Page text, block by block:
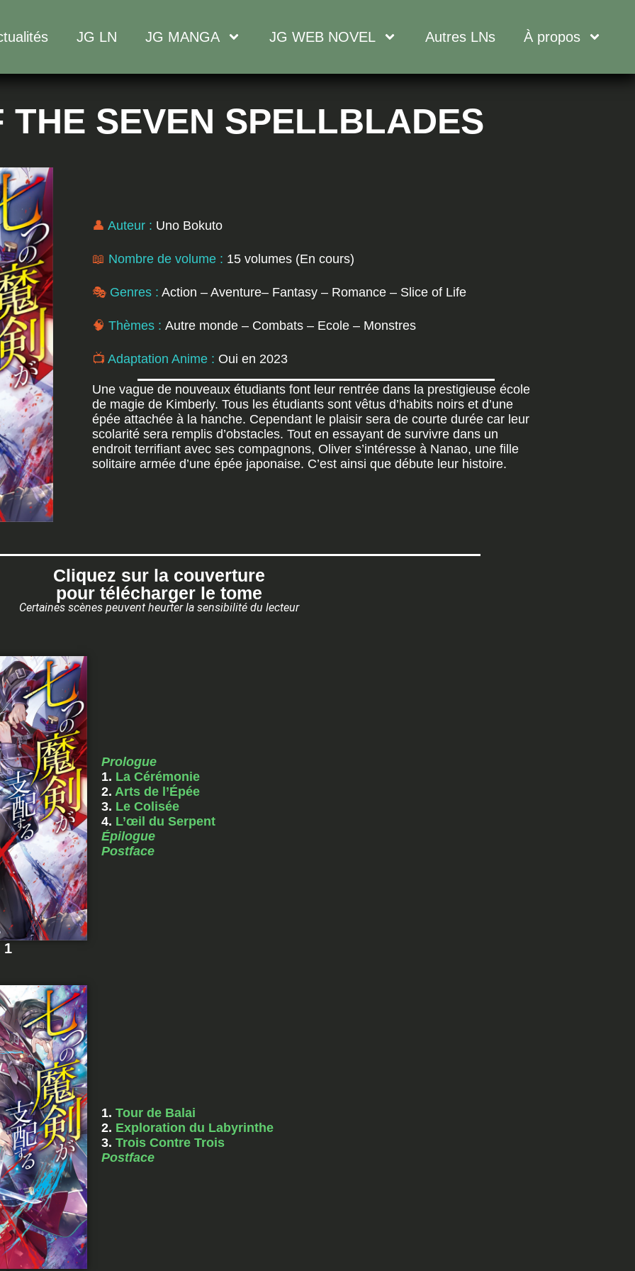
JG LN JG MANGA JG WEB NOVEL Autres LNs À propos
THE SEVEN SPELLBLADES
👤Auteur : Uno Bokuto
📖 Nombre de volume : 15 volumes (En cours)
🎭 Genres :Action – Aventure– Fantasy – Romance – Slice of Life
🧠Thèmes : Autre monde – Combats – Ecole – Monstres
📺Adaptation Anime : Oui en 2023
Une vague de nouveaux étudiants font leur rentrée dans la prestigieuse école
de magie de Kimberly. Tous les étudiants sont vêtus d’habits noirs et d’une
épée attachée à la hanche. Cependant le plaisir sera de courte durée car leur
scolarité sera remplis d’obstacles. Tout en essayant de survivre dans un
endroit terrifiant avec ses compagnons, Oliver s’intéresse à Nanao, une fille
solitaire armée d’une épée japonaise. C’est ainsi que débute leur histoire.
Cliquez sur la couverture
pour télécharger le tome
Certaines scènes peuvent heurter la sensibilité du lecteur
1
Prologue
1. La Cérémonie
2. Arts de l’Épée
3. Le Colisée
4. L’œil du Serpent
Épilogue
Postface
1.Tour de Balai
2. Exploration du Labyrinthe
3.Trois Contre Trois
Postface